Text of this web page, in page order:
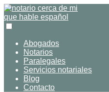
Abogados
Notarios
Paralegales
Servicios notariales
Blog
Contacto